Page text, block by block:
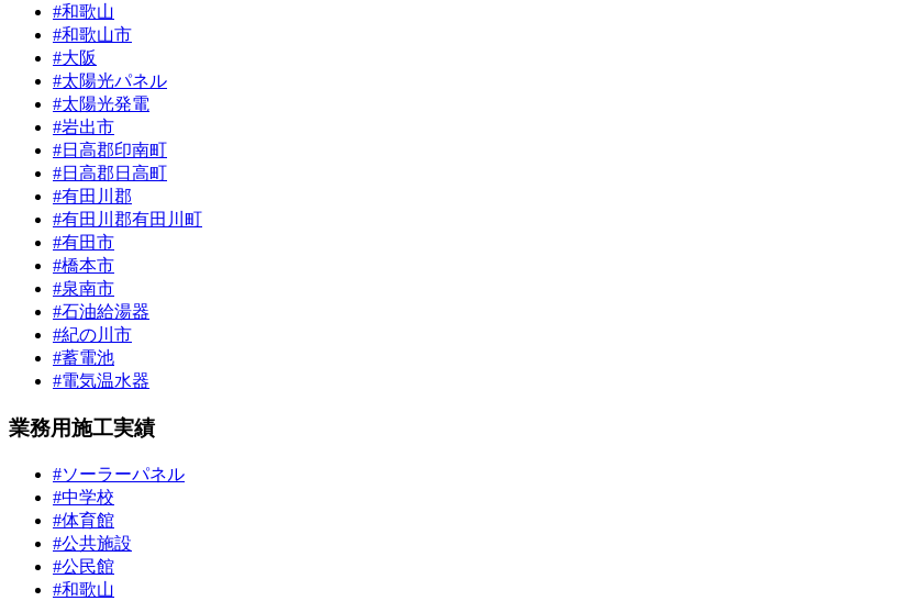
#和歌山
#和歌山市
#大阪
#太陽光パネル
#太陽光発電
#岩出市
#日高郡印南町
#日高郡日高町
#有田川郡
#有田川郡有田川町
#有田市
#橋本市
#泉南市
#石油給湯器
#紀の川市
#蓄電池
#電気温水器
業務用施工実績
#ソーラーパネル
#中学校
#体育館
#公共施設
#公民館
#和歌山